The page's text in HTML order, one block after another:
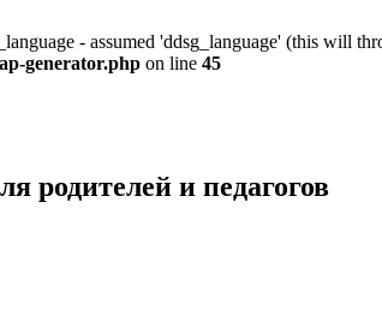
- assumed 'ddsg_language' (this will
generator.php on line 45
родителей и педагогов